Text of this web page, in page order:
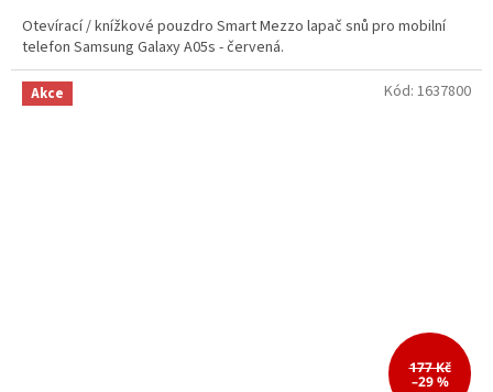
Otevírací / knížkové pouzdro Smart Mezzo lapač snů pro mobilní
telefon Samsung Galaxy A05s - červená.
Akce
177 Kč
–29 %
Kód: 1637800